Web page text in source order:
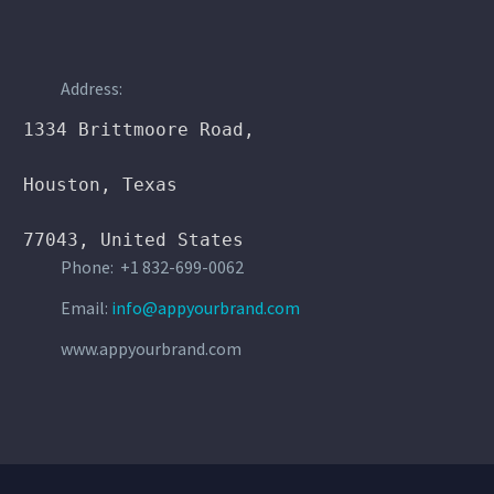
Address:
1334 Brittmoore Road,
Houston, Texas
77043, United States
Phone: +1 832-699-0062
Email: info@appyourbrand.com
www.appyourbrand.com